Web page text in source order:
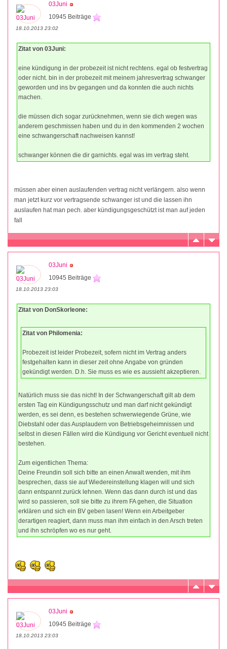
03Juni
10945 Beiträge
18.10.2013 23:02
Zitat von 03Juni:
eine kündigung in der probezeit ist nicht rechtens. egal ob festvertrag
oder nicht. bin in der probezeit mit meinem jahresvertrag schwanger
geworden und ins bv gegangen und da konnten die auch nichts
machen.
die müssen dich sogar zurücknehmen, wenn sie dich wegen was
anderem geschmissen haben und du in den kommenden 2 wochen
eine schwangerschaft nachweisen kannst!
schwanger können die dir garnichts. egal was im vertrag steht.
müssen aber einen auslaufenden vertrag nicht verlängern. also wenn
man jetzt kurz vor vertragsende schwanger ist und die lassen ihn
auslaufen hat man pech. aber kündigungsgeschützt ist man auf jeden
fall
03Juni
10945 Beiträge
18.10.2013 23:03
Zitat von DonSkorleone:
Zitat von Philomenia:
Probezeit ist leider Probezeit, sofern nicht im Vertrag anders
festgehalten kann in dieser zeit ohne Angabe von gründen
gekündigt werden. D.h. Sie muss es wie es aussieht akzeptieren.
Natürlich muss sie das nicht! In der Schwangerschaft gilt ab dem
ersten Tag ein Kündigungsschutz und man darf nicht gekündigt
werden, es sei denn, es bestehen schwerwiegende Grüne, wie
Diebstahl oder das Ausplaudern von Betriebsgeheimnissen und
selbst in diesen Fällen wird die Kündigung vor Gericht eventuell nicht
bestehen.
Zum eigentlichen Thema:
Deine Freundin soll sich bitte an einen Anwalt wenden, mit ihm
besprechen, dass sie auf Wiedereinstellung klagen will und sich
dann entspannt zurück lehnen. Wenn das dann durch ist und das
wird so passieren, soll sie bitte zu ihrem FA gehen, die Situation
erklären und sich ein BV geben lasen! Wenn ein Arbeitgeber
derartigen reagiert, dann muss man ihm einfach in den Arsch treten
und ihn schröpfen wo es nur geht.
03Juni
10945 Beiträge
18.10.2013 23:03